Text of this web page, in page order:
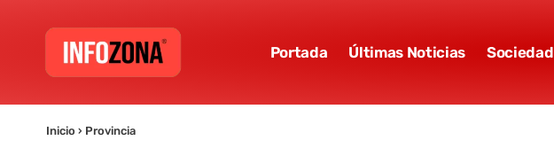
Portada Últimas Noticias Sociedad
Inicio › Provincia